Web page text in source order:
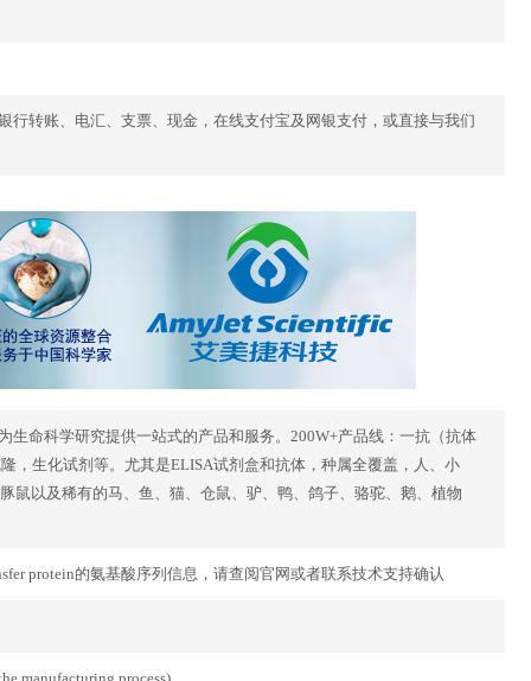
行转账、电汇、支票、现金，在线支付宝及网银支付，或直接与我们
生命科学研究提供一站式的产品和服务。200W+产品线：一抗（抗体
，生化试剂等。尤其是ELISA试剂盒和抗体，种属全覆盖，人、小
鼠以及稀有的马、鱼、猫、仓鼠、驴、鸭、鸽子、骆驼、鹅、植物
protein的氨基酸序列信息，请查阅官网或者联系技术支持确认